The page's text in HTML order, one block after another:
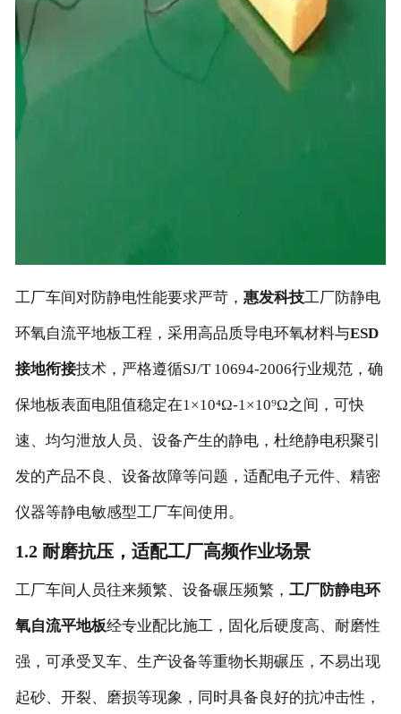
工厂车间对防静电性能要求严苛， 惠发科技工厂防静电
环氧自流平地板工程，采用高品质导电环氧材料与ESD
接地衔接技术，严格遵循SJ/T 10694-2006行业规范，确
保地板表面电阻值稳定在1×10⁴Ω-1×10⁹Ω之间，可快
速、均匀泄放人员、设备产生的静电，杜绝静电积聚引
发的产品不良、设备故障等问题，适配电子元件、精密
仪器等静电敏感型工厂车间使用。
1.2 耐磨抗压，适配工厂高频作业场景
工厂车间人员往来频繁、设备碾压频繁， 工厂防静电环
氧自流平地板经专业配比施工，固化后硬度高、耐磨性
强，可承受叉车、生产设备等重物长期碾压，不易出现
起砂、开裂、磨损等现象，同时具备良好的抗冲击性，